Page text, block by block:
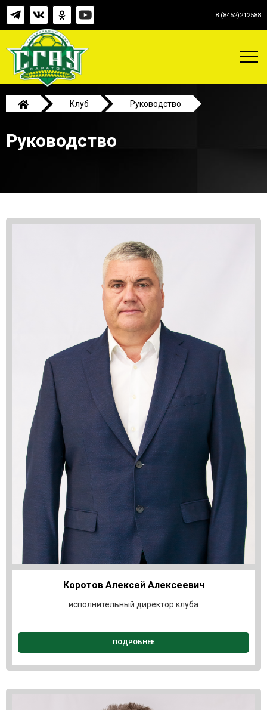
8 (8452)212588
Клуб Руководство
Руководство
Коротов Алексей Алексеевич
исполнительный директор клуба
ПОДРОБНЕЕ